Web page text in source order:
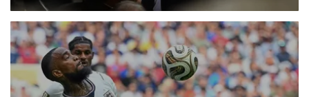
Gracias por suscribirte a nuestro boletín.